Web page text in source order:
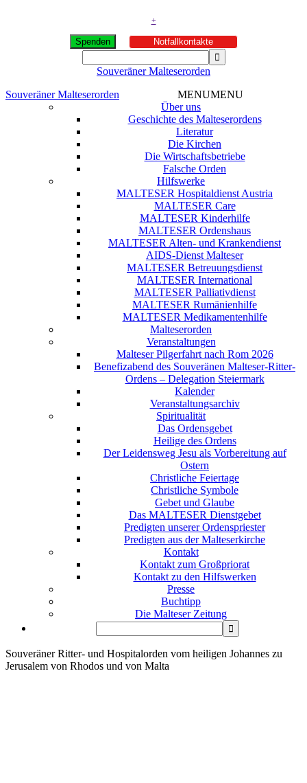
+
Spenden Notfallkontakte
Souveräner Malteserorden
Souveräner Malteserorden
MENUMENU
Über uns
Geschichte des Malteserordens
Literatur
Die Kirchen
Die Wirtschaftsbetriebe
Falsche Orden
Hilfswerke
MALTESER Hospitaldienst Austria
MALTESER Care
MALTESER Kinderhilfe
MALTESER Ordenshaus
MALTESER Alten- und Krankendienst
AIDS-Dienst Malteser
MALTESER Betreuungsdienst
MALTESER International
MALTESER Palliativdienst
MALTESER Rumänienhilfe
MALTESER Medikamentenhilfe
Malteserorden
Veranstaltungen
Malteser Pilgerfahrt nach Rom 2026
Benefizabend des Souveränen Malteser-Ritter-
Ordens – Delegation Steiermark
Kalender
Veranstaltungsarchiv
Spiritualität
Das Ordensgebet
Heilige des Ordens
Der Leidensweg Jesu als Vorbereitung auf
Ostern
Christliche Feiertage
Christliche Symbole
Gebet und Glaube
Das MALTESER Dienstgebet
Predigten unserer Ordenspriester
Predigten aus der Malteserkirche
Kontakt
Kontakt zum Großpriorat
Kontakt zu den Hilfswerken
Presse
Buchtipp
Die Malteser Zeitung
Souveräner Ritter- und Hospitalorden vom heiligen Johannes zu
Jerusalem von Rhodos und von Malta